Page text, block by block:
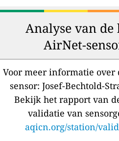
Analyse van
AirNet-
Voor meer informatie
sensor: Josef-Bechtold-
Bekijk het rapport van
validatie van
aqicn.org/station/